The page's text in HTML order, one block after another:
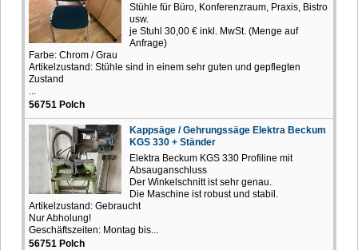
Stühle für Büro, Konferenzraum, Praxis, Bistro
usw.
je Stuhl 30,00 € inkl. MwSt. (Menge auf
Anfrage)
Farbe: Chrom / Grau
Artikelzustand: Stühle sind in einem sehr guten und gepflegten
Zustand
56751 Polch
Kappsäge / Gehrungssäge Elektra Beckum
KGS 330 + Ständer
Elektra Beckum KGS 330 Profiline mit
Absauganschluss
Der Winkelschnitt ist sehr genau.
Die Maschine ist robust und stabil.
Artikelzustand: Gebraucht
Nur Abholung!
Geschäftszeiten: Montag bis...
56751 Polch